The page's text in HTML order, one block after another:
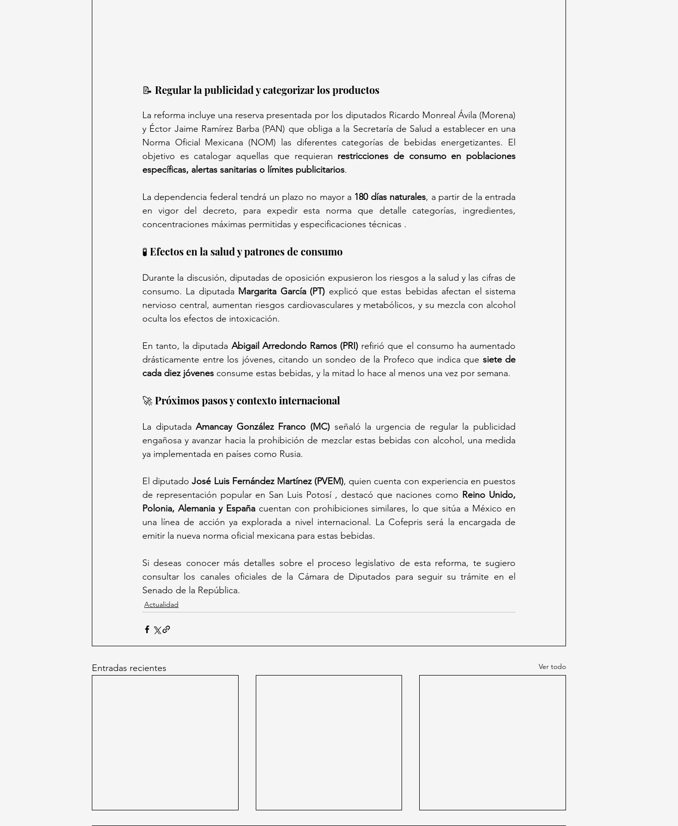
📝 Regular la publicidad y categorizar los productos
La reforma incluye una reserva presentada por los diputados Ricardo Monreal Ávila (Morena)
y Éctor Jaime Ramírez Barba (PAN) que obliga a la Secretaría de Salud a establecer en una
Norma Oficial Mexicana (NOM) las diferentes categorías de bebidas energetizantes. El
objetivo es catalogar aquellas que requieran restricciones de consumo en poblaciones
específicas, alertas sanitarias o límites publicitarios.
La dependencia federal tendrá un plazo no mayor a 180 días naturales, a partir de la entrada
en vigor del decreto, para expedir esta norma que detalle categorías, ingredientes,
concentraciones máximas permitidas y especificaciones técnicas .
🧪 Efectos en la salud y patrones de consumo
Durante la discusión, diputadas de oposición expusieron los riesgos a la salud y las cifras de
consumo. La diputada Margarita García (PT) explicó que estas bebidas afectan el sistema
nervioso central, aumentan riesgos cardiovasculares y metabólicos, y su mezcla con alcohol
oculta los efectos de intoxicación.
En tanto, la diputada Abigail Arredondo Ramos (PRI) refirió que el consumo ha aumentado
drásticamente entre los jóvenes, citando un sondeo de la Profeco que indica que siete de
cada diez jóvenes consume estas bebidas, y la mitad lo hace al menos una vez por semana.
🚀 Próximos pasos y contexto internacional
La diputada Amancay González Franco (MC) señaló la urgencia de regular la publicidad
engañosa y avanzar hacia la prohibición de mezclar estas bebidas con alcohol, una medida
ya implementada en países como Rusia.
El diputado José Luis Fernández Martínez (PVEM), quien cuenta con experiencia en puestos
de representación popular en San Luis Potosí , destacó que naciones como Reino Unido,
Polonia, Alemania y España cuentan con prohibiciones similares, lo que sitúa a México en
una línea de acción ya explorada a nivel internacional. La Cofepris será la encargada de
emitir la nueva norma oficial mexicana para estas bebidas.
Si deseas conocer más detalles sobre el proceso legislativo de esta reforma, te sugiero
consultar los canales oficiales de la Cámara de Diputados para seguir su trámite en el
Senado de la República.
Actualidad
Entradas recientes Ver todo